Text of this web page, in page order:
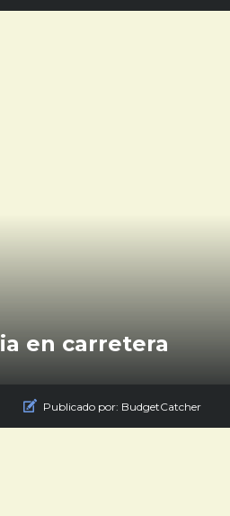
en carretera
Publicado por: BudgetCatcher